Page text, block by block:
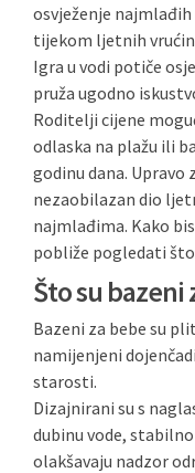
osvježenje
tijekom ljetnih
Igra u vodi potiče
pruža ugodno
Roditelji cijene
odlaska na plažu ili
godinu dana. Upravo
nezaobilazan dio
najmlađima. Kako
pobliže pogledati
Što su bazeni
Bazeni za bebe su
namijenjeni
starosti.
Dizajnirani su s
dubinu vode,
olakšavaju nadzor